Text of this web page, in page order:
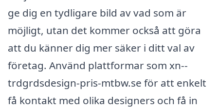
ge dig en tydligare bild av vad som är
möjligt, utan det kommer också att göra
att du känner dig mer säker i ditt val av
företag. Använd plattformar som xn--
trdgrdsdesign-pris-mtbw.se för att enkelt
få kontakt med olika designers och få in